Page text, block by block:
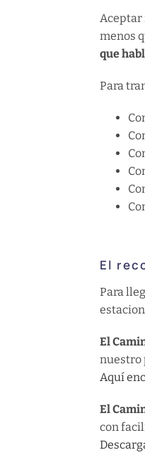
Aceptar
menos
que
Para
El
Para
El
nuestro
Aquí
El
con